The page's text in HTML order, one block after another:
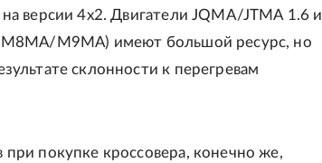
версии 4х2. Двигатели JQMA/JTMA 1.6 и
(М8МА/М9МА) имеют большой ресурс, но
склонности к перегревам
покупке кроссовера, конечно же,